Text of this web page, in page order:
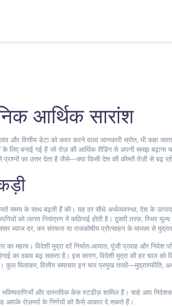
आर्थिक सारांश
और वित्तीय डेटा को कवर करने वाला जानकारी स्रोत, भी कहा
लिए बनाई गई है जो रोज़ की आर्थिक रीडिंग से अपनी समझ बढ़ाना
का उत्तर देता है जैसे—क्या किसी देश की कीमतें तेज़ी से बढ़
समय के साथ बढ़ती हैंकी। यह दर सीधेअर्थव्यवस्था, देश के
को लागत नियंत्रण में कठिनाई होती है। दूसरी तरफ, स्थिर मूल्य
ब्याज दर, कर संरचना या राजकोषीय प्रोत्साहन के माध्यम से
का महत्व। विदेशी मुद्रा दरें निर्यात‑आयात, पूंजी प्रवाह और
का दबाव बढ़ सकता है। इस कारण, विदेशी मुद्रा की हर चाल को
कुल मिलाकर, वित्तीय समाचार इन चार प्रमुख
और वास्तविक केस स्टडीज़ शामिल हैं। चाहे आप निवेशक
आपके रोज़मर्रा के निर्णयों को कैसे आकार दे सकते हैं।